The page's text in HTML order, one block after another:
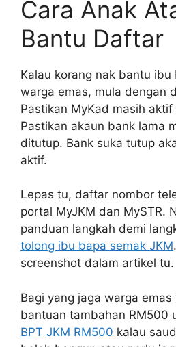
Cara Anak
Bantu Daftar
Kalau korang nak bantu
warga emas, mula dengan
Pastikan MyKad masih
Pastikan akaun bank lama
ditutup. Bank suka tutup
aktif.
Lepas tu, daftar nombor
portal MyJKM dan MySTR.
panduan langkah demi
tolong ibu bapa semak JKM
screenshot dalam artikel tu.
Bagi yang jaga warga
bantuan tambahan RM500
BPT JKM RM500 kalau